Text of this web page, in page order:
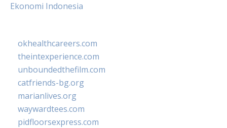
Ekonomi Indonesia
okhealthcareers.com
theintexperience.com
unboundedthefilm.com
catfriends-bg.org
marianlives.org
waywardtees.com
pidfloorsexpress.com